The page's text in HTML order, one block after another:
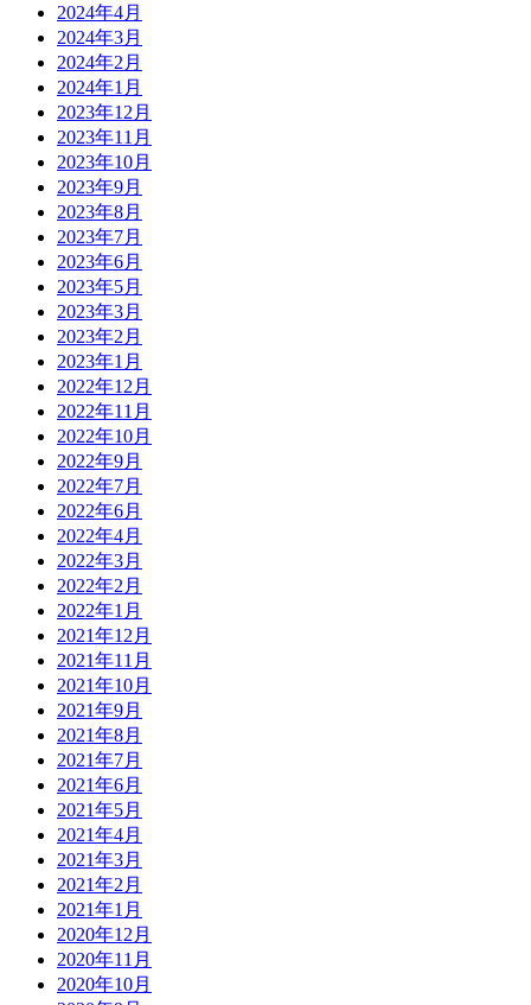
2024年4月
2024年3月
2024年2月
2024年1月
2023年12月
2023年11月
2023年10月
2023年9月
2023年8月
2023年7月
2023年6月
2023年5月
2023年3月
2023年2月
2023年1月
2022年12月
2022年11月
2022年10月
2022年9月
2022年7月
2022年6月
2022年4月
2022年3月
2022年2月
2022年1月
2021年12月
2021年11月
2021年10月
2021年9月
2021年8月
2021年7月
2021年6月
2021年5月
2021年4月
2021年3月
2021年2月
2021年1月
2020年12月
2020年11月
2020年10月